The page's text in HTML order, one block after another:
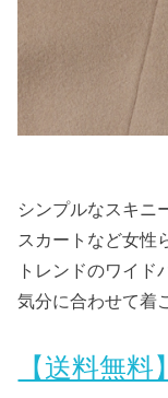
シンプルなスキニ
スカートなど女性
トレンドのワイド
気分に合わせて着
【送料無